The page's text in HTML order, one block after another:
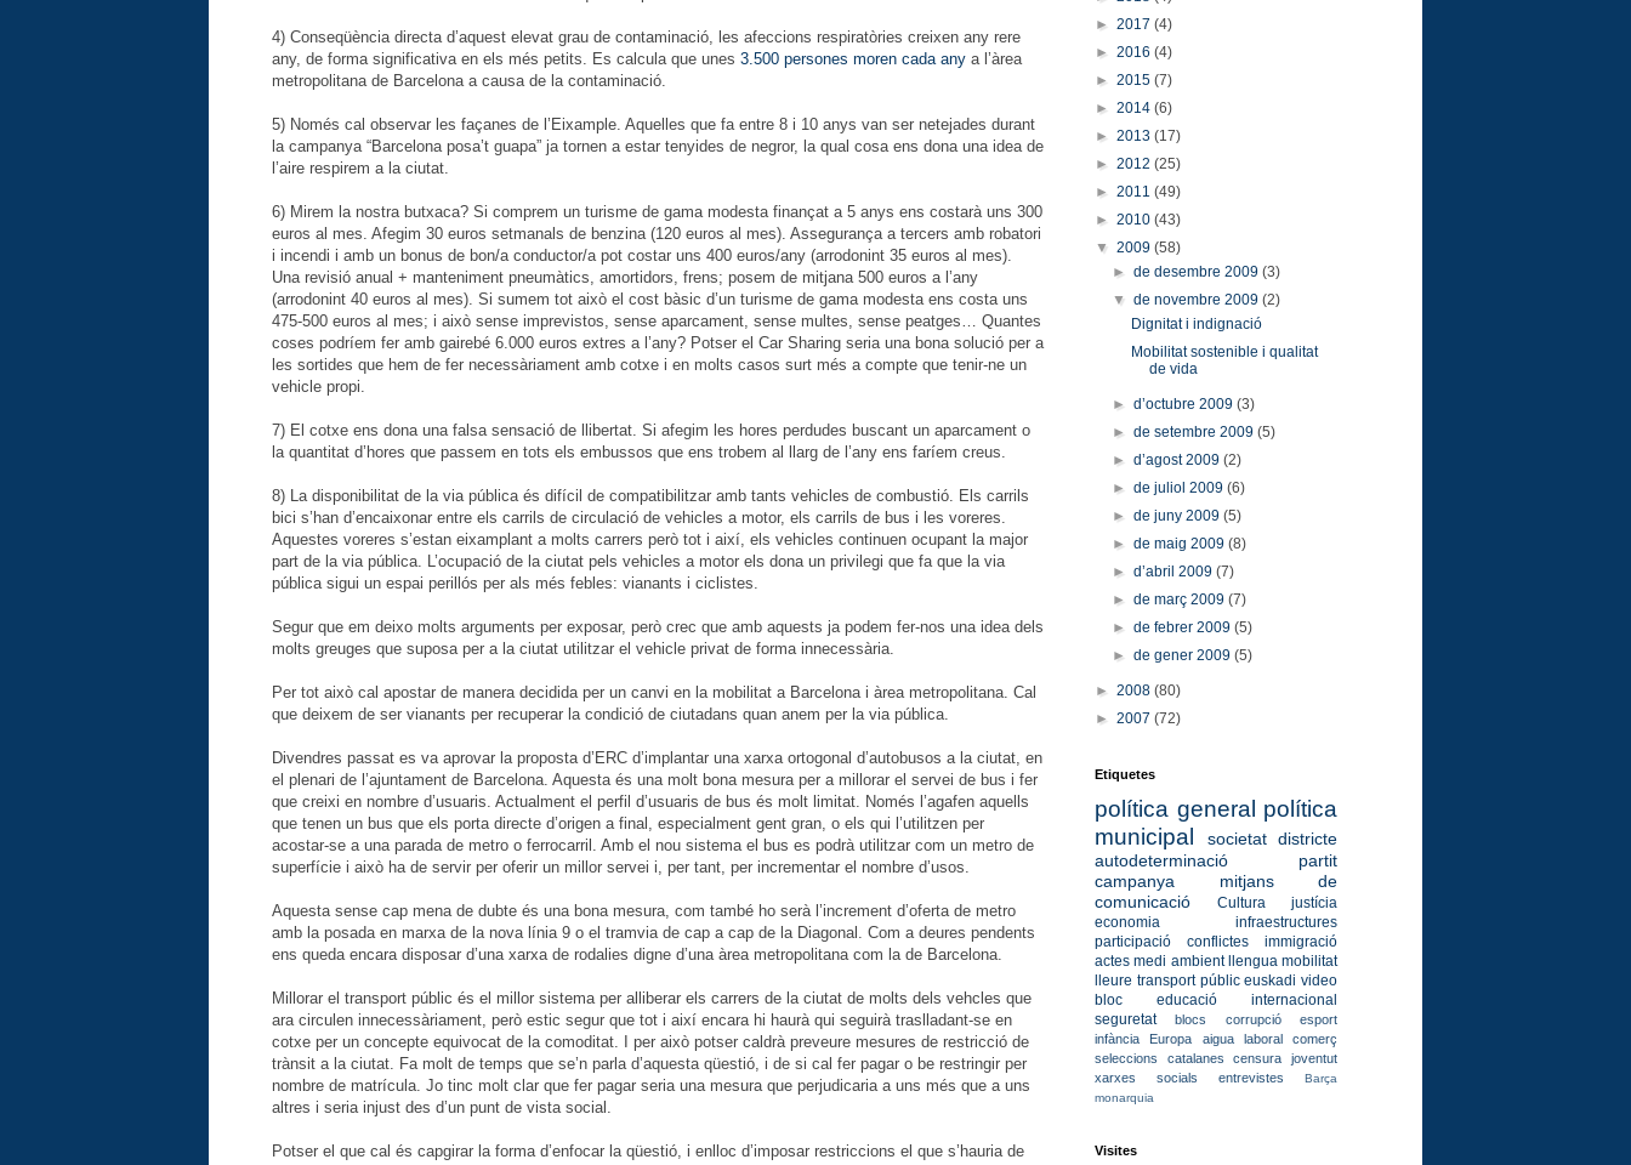
4) Conseqüència directa d’aquest elevat grau de contaminació, les afeccions respiratòries creixen any rere
any, de forma significativa en els més petits. Es calcula que unes 3.500 persones moren cada any a l’àrea
metropolitana de Barcelona a causa de la contaminació.
5) Només cal observar les façanes de l’Eixample. Aquelles que fa entre 8 i 10 anys van ser netejades durant
la campanya “Barcelona posa’t guapa” ja tornen a estar tenyides de negror, la qual cosa ens dona una idea de
l’aire respirem a la ciutat.
6) Mirem la nostra butxaca? Si comprem un turisme de gama modesta finançat a 5 anys ens costarà uns 300
euros al mes. Afegim 30 euros setmanals de benzina (120 euros al mes). Assegurança a tercers amb robatori
i incendi i amb un bonus de bon/a conductor/a pot costar uns 400 euros/any (arrodonint 35 euros al mes).
Una revisió anual + manteniment pneumàtics, amortidors, frens; posem de mitjana 500 euros a l’any
(arrodonint 40 euros al mes). Si sumem tot això el cost bàsic d’un turisme de gama modesta ens costa uns
475-500 euros al mes; i això sense imprevistos, sense aparcament, sense multes, sense peatges… Quantes
coses podríem fer amb gairebé 6.000 euros extres a l’any? Potser el Car Sharing seria una bona solució per a
les sortides que hem de fer necessàriament amb cotxe i en molts casos surt més a compte que tenir-ne un
vehicle propi.
7) El cotxe ens dona una falsa sensació de llibertat. Si afegim les hores perdudes buscant un aparcament o
la quantitat d’hores que passem en tots els embussos que ens trobem al llarg de l’any ens faríem creus.
8) La disponibilitat de la via pública és difícil de compatibilitzar amb tants vehicles de combustió. Els carrils
bici s’han d’encaixonar entre els carrils de circulació de vehicles a motor, els carrils de bus i les voreres.
Aquestes voreres s’estan eixamplant a molts carrers però tot i així, els vehicles continuen ocupant la major
part de la via pública. L’ocupació de la ciutat pels vehicles a motor els dona un privilegi que fa que la via
pública sigui un espai perillós per als més febles: vianants i ciclistes.
Segur que em deixo molts arguments per exposar, però crec que amb aquests ja podem fer-nos una idea dels
molts greuges que suposa per a la ciutat utilitzar el vehicle privat de forma innecessària.
Per tot això cal apostar de manera decidida per un canvi en la mobilitat a Barcelona i àrea metropolitana. Cal
que deixem de ser vianants per recuperar la condició de ciutadans quan anem per la via pública.
Divendres passat es va aprovar la proposta d’ERC d’implantar una xarxa ortogonal d’autobusos a la ciutat, en
el plenari de l’ajuntament de Barcelona. Aquesta és una molt bona mesura per a millorar el servei de bus i fer
que creixi en nombre d’usuaris. Actualment el perfil d’usuaris de bus és molt limitat. Només l’agafen aquells
que tenen un bus que els porta directe d’origen a final, especialment gent gran, o els qui l’utilitzen per
acostar-se a una parada de metro o ferrocarril. Amb el nou sistema el bus es podrà utilitzar com un metro de
superfície i això ha de servir per oferir un millor servei i, per tant, per incrementar el nombre d’usos.
Aquesta sense cap mena de dubte és una bona mesura, com també ho serà l’increment d’oferta de metro
amb la posada en marxa de la nova línia 9 o el tramvia de cap a cap de la Diagonal. Com a deures pendents
ens queda encara disposar d’una xarxa de rodalies digne d’una àrea metropolitana com la de Barcelona.
Millorar el transport públic és el millor sistema per alliberar els carrers de la ciutat de molts dels vehcles que
ara circulen innecessàriament, però estic segur que tot i així encara hi haurà qui seguirà traslladant-se en
cotxe per un concepte equivocat de la comoditat. I per això potser caldrà preveure mesures de restricció de
trànsit a la ciutat. Fa molt de temps que se’n parla d’aquesta qüestió, i de si cal fer pagar o be restringir per
nombre de matrícula. Jo tinc molt clar que fer pagar seria una mesura que perjudicaria a uns més que a uns
altres i seria injust des d’un punt de vista social.
Potser el que cal és capgirar la forma d’enfocar la qüestió, i enlloc d’imposar restriccions el que s’hauria de
► 2017 (4)
► 2016 (4)
► 2015 (7)
► 2014 (6)
► 2013 (17)
► 2012 (25)
► 2011 (49)
► 2010 (43)
▼ 2009 (58)
►de desembre 2009(3)
▼de novembre 2009(2)
Dignitat i indignació
Mobilitat sostenible i qualitat
de vida
►d’octubre 2009(3)
►de setembre 2009(5)
►d’agost 2009(2)
►de juliol 2009(6)
►de juny 2009(5)
►de maig 2009(8)
►d’abril 2009(7)
►de març 2009(7)
►de febrer 2009(5)
►de gener 2009(5)
► 2008 (80)
► 2007 (72)
Etiquetes
política general política
municipal
societat districte
autodeterminació
partit
campanya
mitjans de
comunicació
Cultura
justícia
economia
infraestructures
participació
conflictes
immigració
actes medi ambient llengua mobilitat
lleure transport públic euskadi video
bloc
educació
internacional
seguretat
blocs corrupció
esport
infància
Europa aigua laboral
comerç
seleccions catalanes
censura
joventut
xarxes socials
entrevistes
Barça
monarquia
Visites